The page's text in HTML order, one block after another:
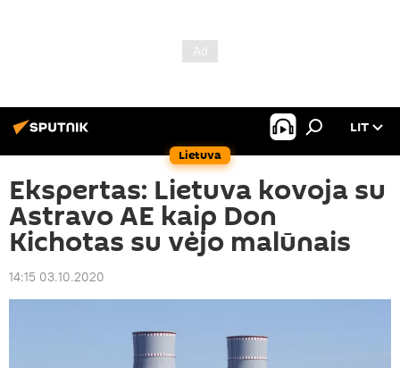
Lietuva
LIT
Ekspertas: Lietuva kovoja su
Astravo AE kaip Don
Kichotas su vėjo malūnais
14:15 03.10.2020